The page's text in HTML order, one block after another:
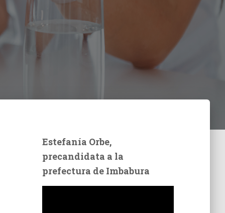
Estefanía Orbe,
precandidata a la
prefectura de Imbabura